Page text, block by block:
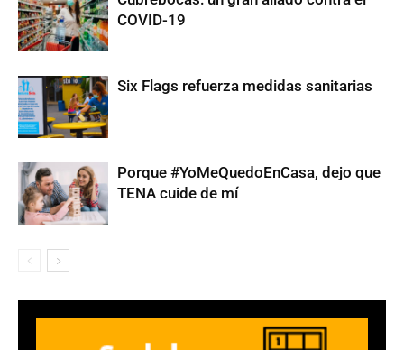
COVID-19
Six Flags refuerza medidas sanitarias
Porque #YoMeQuedoEnCasa, dejo que
TENA cuide de mí